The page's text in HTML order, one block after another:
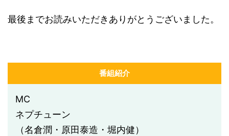
最後までお読みいただきありがとうございました。
番組紹介
MC
ネプチューン
（名倉潤・原田泰造・堀内健）